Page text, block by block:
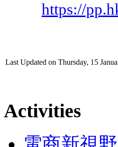
https://
Last Updated on Thursday, 15
Activities